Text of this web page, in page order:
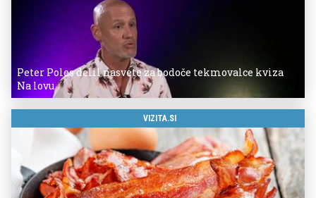
Peter Poles delil nasvete za bodoče tekmovalce kviza
Na lovu
VIZITA.SI